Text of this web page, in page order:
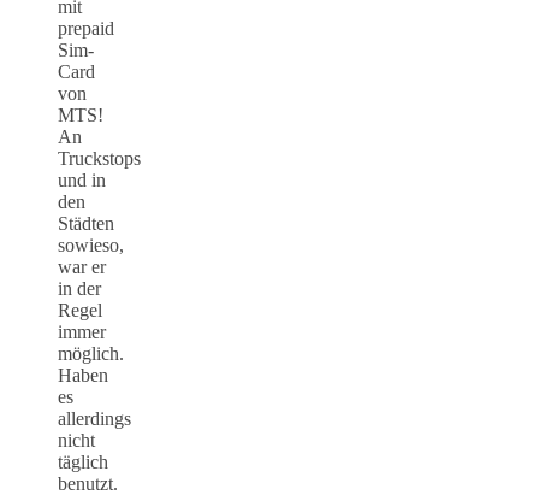
mit
prepaid
Sim-
Card
von
MTS!
An
Truckstops
und in
den
Städten
sowieso,
war er
in der
Regel
immer
möglich.
Haben
es
allerdings
nicht
täglich
benutzt.